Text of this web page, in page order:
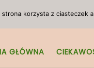
GŁÓWNA
strona korzysta z ciasteczek